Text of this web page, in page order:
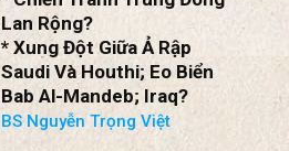
SBTN NHẬN ĐỊNH THỜI
CUỘC ngày 1/8/2026
* Chiến Tranh Trung Đông